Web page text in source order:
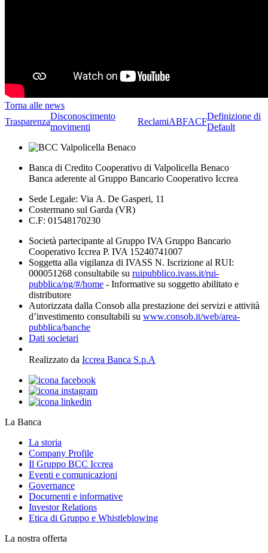
Torna alle news
Trasparenza
Disconoscimento
movimenti
ReclamiABFACF
Definizione di
Default
Banca di Credito Cooperativo di Valpolicella Benaco
Banca aderente al Gruppo Bancario Cooperativo Iccrea
Sede Legale: Via A. De Gasperi, 11
Costermano sul Garda (VR)
C.F: 01548170230
Società partecipante al Gruppo IVA Gruppo Bancario
Cooperativo Iccrea P. IVA 15240741007
Soggetta alla vigilanza di IVASS N. Iscrizione al RUI:
000051268 consultabile su ruipubblico.ivass.it/rui-
pubblica/ng/#/home - Informative su soggetto abilitato e
distributore
Autorizzata dalla Consob alla prestazione dei servizi e attività
d’investimento consultabili su www.consob.it/web/area-
pubblica/banche
Dati societari
Realizzato da Iccrea Banca S.p.A
La Banca
La storia
Company Profile
Il Gruppo BCC Iccrea
Eventi e comunicazioni
Governance
Documenti e informative
Investor Relations
Etica di Gruppo e Whistleblowing
La nostra offerta